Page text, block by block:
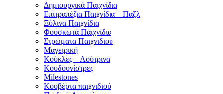
Δημιουργικά Παιχνίδια
Επιτραπέζια Παιχνίδια – Παζλ
Ξύλινα Παιχνίδια
Φουσκωτά Παιχνίδια
Στρώματα Παιχνιδιού
Μαγειρική
Κούκλες – Λούτρινα
Κουδουνίστρες
Milestones
Κουβέρτα παιχνιδιού